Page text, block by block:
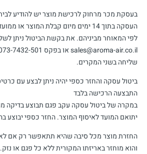
בעסקת מכר מרחוק לרכישת מוצר יש להודיע
העסקה בתוך 14 ימים מיום קבלת המוצר
לפי המאוחר מביניהם. את בקשת הביטול ניתן
שליחה בשני המקרים.
ביטול עסקה והחזר כספי יהיה ניתן לבצע עם
התבצעה הרכישה בלבד
במקרה של ביטול עסקה עקב פגם תבוצע בדיקה
יתואם המועד לאיסוף המוצר. החזר כספי יבוצע
החזרת מוצר מכל סיבה שהיא תתאפשר רק אם
והוא מוחזר באריזתו המקורית ללא כל פגם או נזק.